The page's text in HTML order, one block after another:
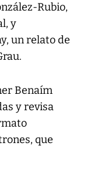
Rubio,
y
un relato de
Benaím
y revisa
que